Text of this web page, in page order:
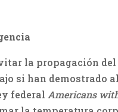
la propagación del
si han demostrado
federal Americans